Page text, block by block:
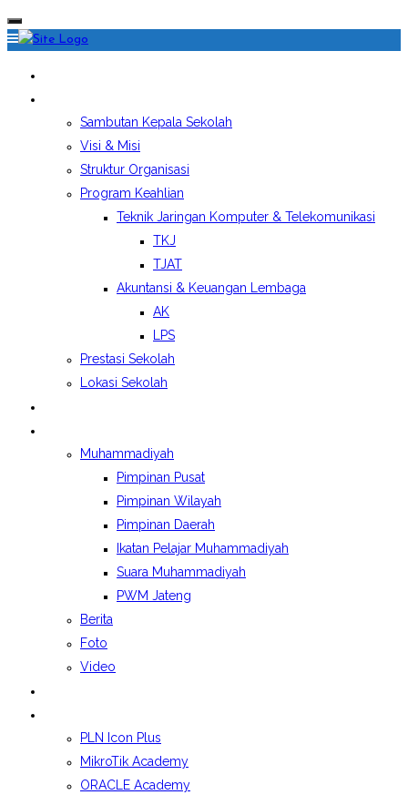
Sambutan Kepala Sekolah
Visi & Misi
Struktur Organisasi
Program Keahlian
Teknik Jaringan Komputer & Telekomunikasi
TKJ
TJAT
Akuntansi & Keuangan Lembaga
AK
LPS
Prestasi Sekolah
Lokasi Sekolah
Muhammadiyah
Pimpinan Pusat
Pimpinan Wilayah
Pimpinan Daerah
Ikatan Pelajar Muhammadiyah
Suara Muhammadiyah
PWM Jateng
Berita
Foto
Video
PLN Icon Plus
MikroTik Academy
ORACLE Academy